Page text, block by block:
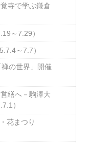
寺で学ぶ鎌倉
～7.29）
～7.7）
の世界」開催
繕へ－駒澤大
）
花まつり